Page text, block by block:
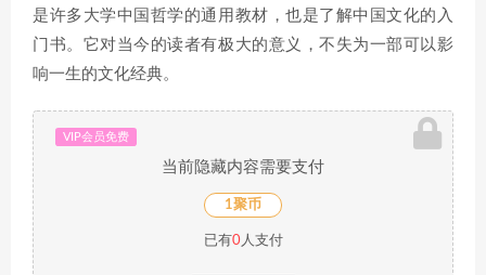
是许多大学中国哲学的通用教材，也是了解中国文化的入
门书。它对当今的读者有极大的意义，不失为一部可以影
响一生的文化经典。
VIP会员免费
当前隐藏内容需要支付
1聚币
已有0人支付